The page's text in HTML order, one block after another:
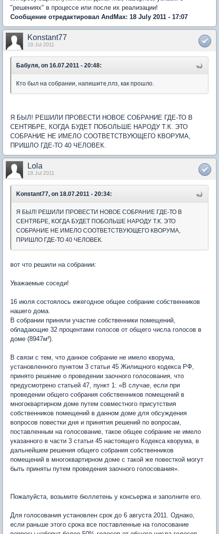
"решениях" в процессе или после их реализации!
Сообщение отредактировал AndMax: 18 July 2011 - 17:07
Konstant77
18 Jul 2011
Бабуля, on 16.07.2011 - 20:48:
Кто был на собрании, напишите,плз, как прошло.
Я БЫЛ! РЕШИЛИ ПРОВЕСТИ НОВОЕ СОБРАНИЕ ГДЕ-ТО В
СЕНТЯБРЕ, КОГДА БУДЕТ ПОБОЛЬШЕ НАРОДУ Т.К. ЭТО
СОБРАНИЕ НЕ ИМЕЛО СООТВЕТСТВУЮЩЕГО КВОРУМА,
ПРИШЛО ГДЕ-ТО 40 ЧЕЛОВЕК.
Lola
18 Jul 2011
Konstant77, on 18.07.2011 - 20:34:
Я БЫЛ! РЕШИЛИ ПРОВЕСТИ НОВОЕ СОБРАНИЕ ГДЕ-ТО В
СЕНТЯБРЕ, КОГДА БУДЕТ ПОБОЛЬШЕ НАРОДУ Т.К. ЭТО
СОБРАНИЕ НЕ ИМЕЛО СООТВЕТСТВУЮЩЕГО КВОРУМА,
ПРИШЛО ГДЕ-ТО 40 ЧЕЛОВЕК.
вот что решили на собрании:
Уважаемые соседи!
16 июля состоялось ежегодное общее собрание собственников
нашего дома.
В собрании приняли участие собственники помещений,
обладающие 32 процентами голосов от общего числа голосов в
доме (8947м²).
В связи с тем, что данное собрание не имело кворума,
установленного пунктом 3 статьи 45 Жилищного кодекса РФ,
принято решение о проведении заочного голосования, что
предусмотрено статьей 47, пункт 1: «В случае, если при
проведении общего собрания собственников помещений в
многоквартирном доме путем совместного присутствия
собственников помещений в данном доме для обсуждения
вопросов повестки дня и принятия решений по вопросам,
поставленным на голосование, такое общее собрание не имело
указанного в части 3 статьи 45 настоящего Кодекса кворума, в
дальнейшем решения общего собрания собственников
помещений в многоквартирном доме с такой же повесткой могут
быть приняты путем проведения заочного голосования».
Пожалуйста, возьмите бюллетень у консьержа и заполните его.
Для голосования установлен срок до 6 августа 2011. Однако,
если раньше этого срока все поставленные на голосование